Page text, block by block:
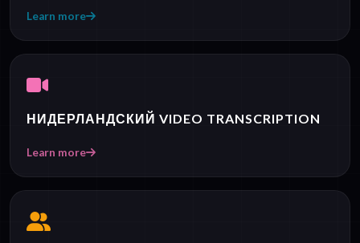
Learn more
НИДЕРЛАНДСКИЙ VIDEO TRANSCRIPTION
Learn more